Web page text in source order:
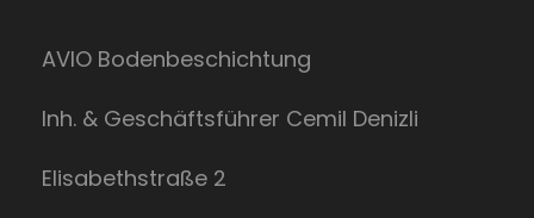
AVIO Bodenbeschichtung
Inh. & Geschäftsführer Cemil Denizli
Elisabethstraße 2